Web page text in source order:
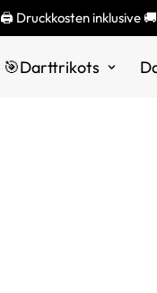
🖨 Druckkosten inklusive
🎯Darttrikots